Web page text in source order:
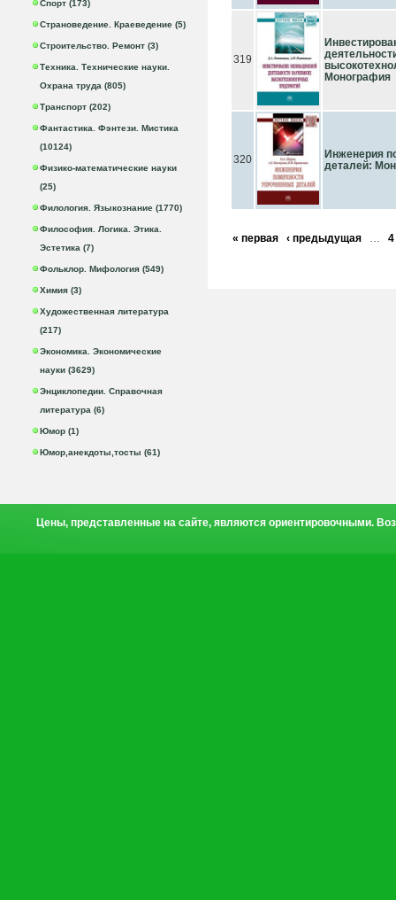
Спорт (173)
Страноведение. Краеведение (5)
Строительство. Ремонт (3)
Техника. Технические науки.
Охрана труда (805)
Транспорт (202)
Фантастика. Фэнтези. Мистика
(10124)
Физико-математические науки
(25)
Филология. Языкознание (1770)
Философия. Логика. Этика.
Эстетика (7)
Фольклор. Мифология (549)
Химия (3)
Художественная литература
(217)
Экономика. Экономические
науки (3629)
Энциклопедии. Справочная
литература (6)
Юмор (1)
Юмор,анекдоты,тосты (61)
319
Монография
320
Инженерия
деталей:
« первая ‹ предыдущая … 4
Цены, представленные на сайте, являются ориентировочными.